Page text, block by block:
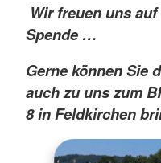
Wir freuen uns
Spende …
Gerne können Sie
auch zu uns zum
8 in Feldkirchen